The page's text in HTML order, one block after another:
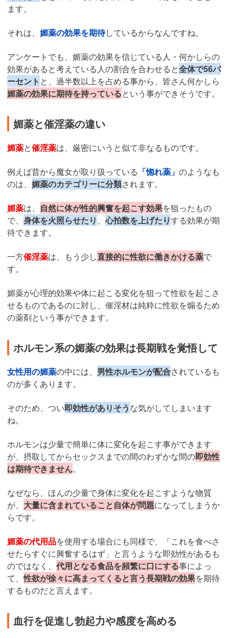
ます。
それは、 媚薬の効果を期待しているからなんですね。
アンケートでも、媚薬の効果を信じている人・何かしらの
効果があると考えている人の割合を合わせると全体で56パ
ーセント と、過半数以上を占める事から、皆さん何かしら
媚薬の効果に期待を持っているという事ができそうです。
媚薬と催淫薬の違い
媚薬と催淫薬は、厳密にいうと似て非なるものです。
例えば昔から魔女が取り扱っている 「惚れ薬」 のようなも
のは、 媚薬のカテゴリーに分類されます。
媚薬は、 自然に体が性的興奮を起こす効果を狙ったもの
で、 身体を火照らせたり 、心拍数を上げたりする効果が期
待できます。
一方催淫薬は、もう少し直接的に性欲に働きかける薬で
す。
媚薬が心理的効果や体に起こる変化を狙って性欲を起こさ
せるものであるのに対し、催淫材は純粋に性欲を煽るため
の薬剤という事ができます。
ホルモン系の媚薬の効果は長期戦を覚悟して
女性用の媚薬の中には、 男性ホルモンが配合されているも
のが多くあります。
そのため、つい即効性がありそうな気がしてしまいます
ね。
ホルモンは少量で簡単に体に変化を起こす事ができます
が、摂取してからセックスまでの間のわずかな間の即効性
は期待できません。
なぜなら、ほんの少量で身体に変化を起こすような物質
が、 大量に含まれていること自体が問題になってしまうか
らです。
媚薬の代用品を使用する場合にも同様で、「これを食べさ
せたらすぐに興奮するはず」と言うような即効性があるも
のではなく、 代用となる食品を頻繁に口にする事によっ
て、性欲が徐々に高まってくると言う長期戦の効果を期待
するものだと言えます。
血行を促進し勃起力や感度を高める